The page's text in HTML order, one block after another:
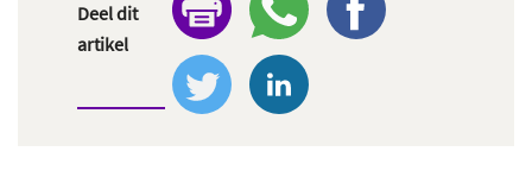
Deel dit
artikel